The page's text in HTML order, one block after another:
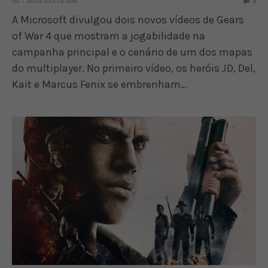
A Microsoft divulgou dois novos vídeos de Gears
of War 4 que mostram a jogabilidade na
campanha principal e o cenário de um dos mapas
do multiplayer. No primeiro vídeo, os heróis JD, Del,
Kait e Marcus Fenix se embrenham…